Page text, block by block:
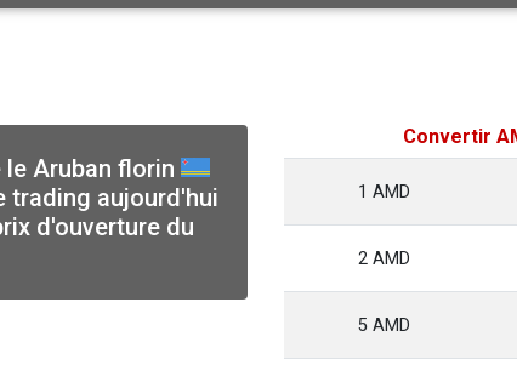
Aruban florin
trading aujourd'hui
d'ouverture du
Convertir
1 AMD
2 AMD
5 AMD